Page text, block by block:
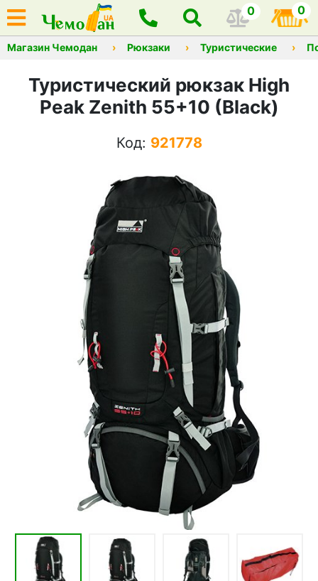
0 0
Магазин Чемодан Рюкзаки Туристические
Туристический рюкзак High
Peak Zenith 55+10 (Black)
Код: 921778